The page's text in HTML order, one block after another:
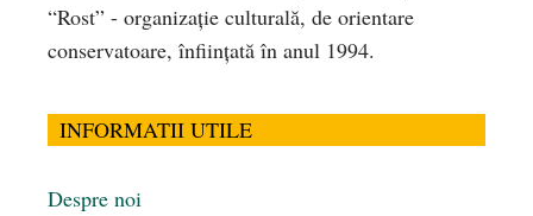
“Rost” - organizaţie culturală, de orientare
conservatoare, înfiinţată în anul 1994.
INFORMATII UTILE
Despre noi